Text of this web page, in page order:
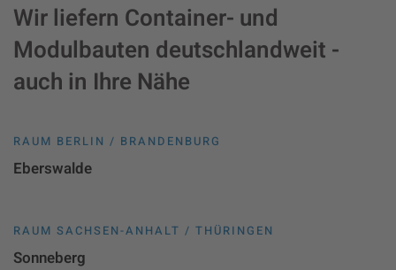
Wir liefern Container- und
Modulbauten deutschlandweit -
auch in Ihre Nähe
RAUM BERLIN / BRANDENBURG
Eberswalde
RAUM SACHSEN-ANHALT / THÜRINGEN
Sonneberg